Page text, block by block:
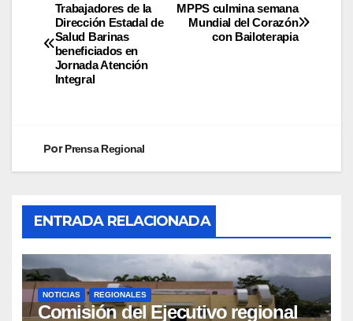
MPPS culmina semana
Mundial del Corazón
con Bailoterapia
Trabajadores de la
Dirección Estadal de
Salud Barinas
beneficiados en
Jornada Atención
Integral
PorPrensa Regional
ENTRADA RELACIONADA
NOTICIAS REGIONALES
Comisión del Ejecutivo regional